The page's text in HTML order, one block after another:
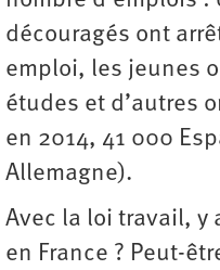
découragés ont
emploi, les jeunes
études et d’autres
en 2014, 41 000
Allemagne).
Avec la loi travail, y
en France ? Peut-